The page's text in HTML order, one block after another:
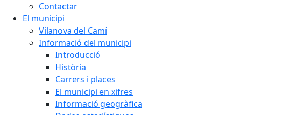
Contactar
El municipi
Vilanova del Camí
Informació del municipi
Introducció
Història
Carrers i places
El municipi en xifres
Informació geogràfica